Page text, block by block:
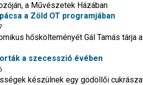
a Művészetek Házában
a Zöld OT programjában
hőskölteményét Gál Tamás tárja
a szecesszió évében
készülnek egy gödöllői